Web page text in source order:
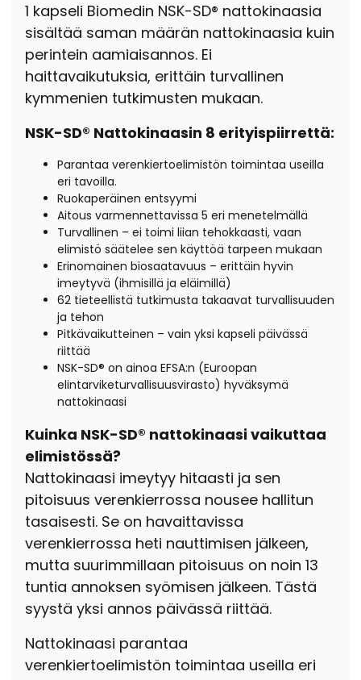
1 kapseli Biomedin NSK-SD® nattokinaasia
sisältää saman määrän nattokinaasia kuin
perintein aamiaisannos. Ei
haittavaikutuksia, erittäin turvallinen
kymmenien tutkimusten mukaan.
NSK-SD® Nattokinaasin 8 erityispiirrettä:
Parantaa verenkiertoelimistön toimintaa useilla
eri tavoilla.
Ruokaperäinen entsyymi
Aitous varmennettavissa 5 eri menetelmällä
Turvallinen – ei toimi liian tehokkaasti, vaan
elimistö säätelee sen käyttöä tarpeen mukaan
Erinomainen biosaatavuus – erittäin hyvin
imeytyvä (ihmisillä ja eläimillä)
62 tieteellistä tutkimusta takaavat turvallisuuden
ja tehon
Pitkävaikutteinen – vain yksi kapseli päivässä
riittää
NSK-SD® on ainoa EFSA:n (Euroopan
elintarviketurvallisuusvirasto) hyväksymä
nattokinaasi
Kuinka NSK-SD® nattokinaasi vaikuttaa
elimistössä?
Nattokinaasi imeytyy hitaasti ja sen
pitoisuus verenkierrossa nousee hallitun
tasaisesti. Se on havaittavissa
verenkierrossa heti nauttimisen jälkeen,
mutta suurimmillaan pitoisuus on noin 13
tuntia annoksen syömisen jälkeen. Tästä
syystä yksi annos päivässä riittää.
Nattokinaasi parantaa
verenkiertoelimistön toimintaa useilla eri